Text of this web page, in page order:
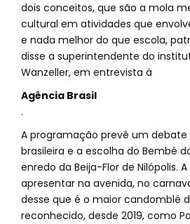
dois conceitos, que são a mola
cultural em atividades que
e nada melhor do que escola,
disse a superintendente do
Wanzeller, em entrevista à
Agência Brasil
.
A programação prevê um
brasileira e a escolha do Bembé
enredo da Beija-Flor de Nilópolis.
apresentar na avenida, no
desse que é o maior candomblé
reconhecido, desde 2019, como